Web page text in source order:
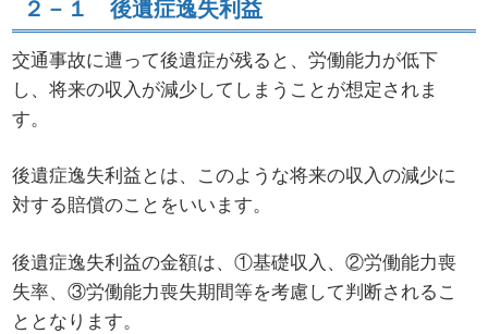
２－１ 後遺症逸失利益
交通事故に遭って後遺症が残ると、労働能力が低下
し、将来の収入が減少してしまうことが想定されま
す。
後遺症逸失利益とは、このような将来の収入の減少に
対する賠償のことをいいます。
後遺症逸失利益の金額は、①基礎収入、②労働能力喪
失率、③労働能力喪失期間等を考慮して判断されるこ
ととなります。